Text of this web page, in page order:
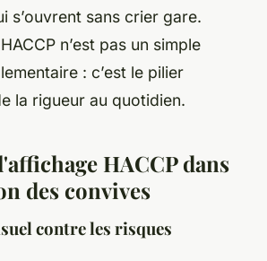
s’ouvrent sans crier gare.
n’est pas un simple
: c’est le pilier
la rigueur au quotidien.
HACCP dans
des convives
contre les risques